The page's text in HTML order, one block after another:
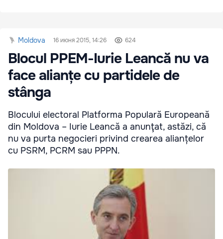
Moldova 16 июня 2015, 14:26 624
Blocul PPEM-Iurie Leancă nu va
face alianțe cu partidele de
stânga
Blocului electoral Platforma Populară Europeană
din Moldova – Iurie Leancă a anunţat, astăzi, că
nu va purta negocieri privind crearea alianțelor
cu PSRM, PCRM sau PPPN.